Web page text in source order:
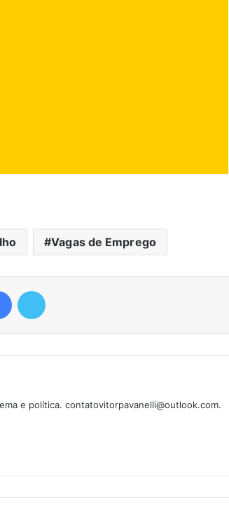
Vagas de Emprego
Facebook
e política. contatovitorpavanelli@outlook.com.